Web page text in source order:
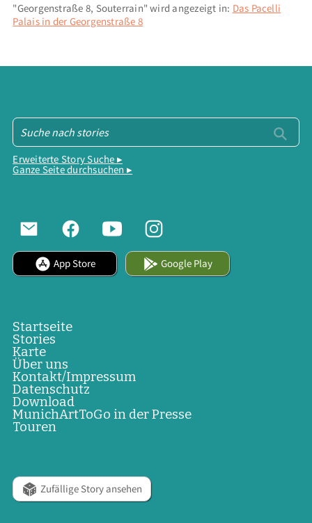
"Georgenstraße 8, Souterrain" wird angezeigt in: Das Pacelli
Palais in der Georgenstraße 8
Erweiterte Story Suche ▸
Ganze Seite durchsuchen ▸
App Store Google Play
Startseite
Stories
Karte
Über uns
Kontakt/Impressum
Datenschutz
Download
MunichArtToGo in der Presse
Touren
Zufällige Story ansehen